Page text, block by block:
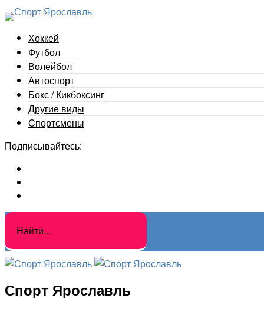
Хоккей
Футбол
Волейбол
Автоспорт
Бокс / Кикбоксинг
Другие виды
Cпортсмены
Подписывайтесь:
Спорт Ярославль